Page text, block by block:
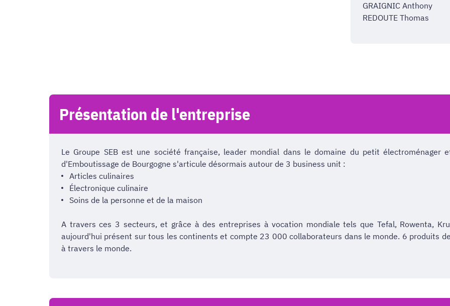
GRAIGNIC Anthony
REDOUTE Thomas
Présentation de l'entreprise
Le Groupe SEB est une société française, leader mondial dans le domaine du petit électroménager
d'Emboutissage de Bourgogne s'articule désormais autour de 3 business unit :
Articles culinaires
Électronique culinaire
Soins de la personne et de la maison
A travers ces 3 secteurs, et grâce à des entreprises à vocation mondiale tels que Tefal, Rowenta,
aujourd'hui présent sur tous les continents et compte 23 000 collaborateurs dans le monde. 6 produits
à travers le monde.